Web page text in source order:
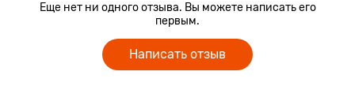
Еще нет ни одного отзыва. Вы можете написать его
первым.
Написать отзыв